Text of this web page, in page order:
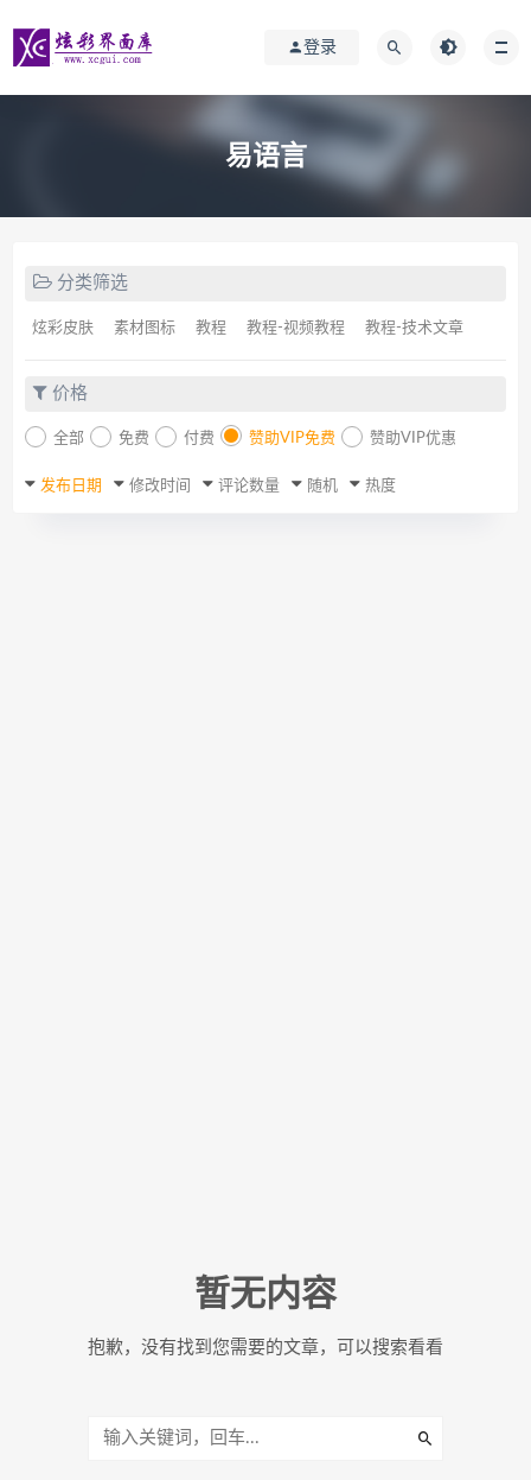
登录
易语言
分类筛选
炫彩皮肤 素材图标 教程 教程-视频教程 教程-技术文章
价格
全部 免费 付费 赞助VIP免费 赞助VIP优惠
发布日期 修改时间 评论数量 随机 热度
暂无内容
抱歉，没有找到您需要的文章，可以搜索看看